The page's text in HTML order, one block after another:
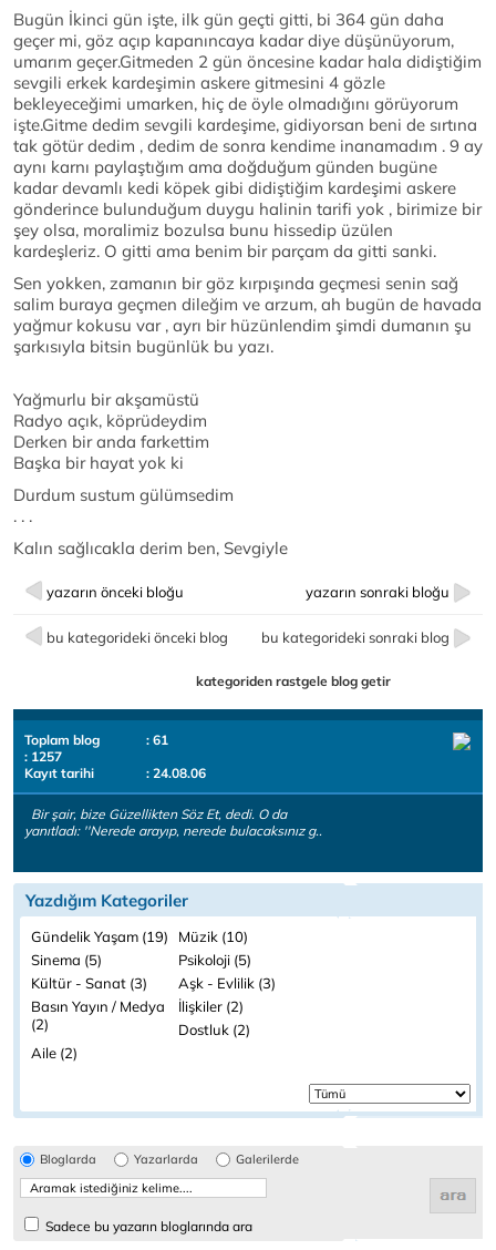
Bugün İkinci gün işte, ilk gün geçti gitti, bi 364 gün daha
geçer mi, göz açıp kapanıncaya kadar diye düşünüyorum,
umarım geçer.Gitmeden 2 gün öncesine kadar hala didiştiğim
sevgili erkek kardeşimin askere gitmesini 4 gözle
bekleyeceğimi umarken, hiç de öyle olmadığını görüyorum
işte.Gitme dedim sevgili kardeşime, gidiyorsan beni de sırtına
tak götür dedim , dedim de sonra kendime inanamadım . 9 ay
aynı karnı paylaştığım ama doğduğum günden bugüne
kadar devamlı kedi köpek gibi didiştiğim kardeşimi askere
gönderince bulunduğum duygu halinin tarifi yok , birimize bir
şey olsa, moralimiz bozulsa bunu hissedip üzülen
kardeşleriz. O gitti ama benim bir parçam da gitti sanki.
Sen yokken, zamanın bir göz kırpışında geçmesi senin sağ
salim buraya geçmen dileğim ve arzum, ah bugün de havada
yağmur kokusu var , ayrı bir hüzünlendim şimdi dumanın şu
şarkısıyla bitsin bugünlük bu yazı.
Yağmurlu bir akşamüstü
Radyo açık, köprüdeydim
Derken bir anda farkettim
Başka bir hayat yok ki
Durdum sustum gülümsedim
. . .
Kalın sağlıcakla derim ben, Sevgiyle
yazarın önceki bloğu yazarın sonraki bloğu
bu kategorideki önceki blog bu kategorideki sonraki blog
kategoriden rastgele blog getir
Toplam blog
: 61
: 1257
Kayıt tarihi
: 24.08.06
Bir şair, bize Güzellikten Söz Et, dedi. O da
yanıtladı: ''Nerede arayıp, nerede bulacaksınız g..
Yazdığım Kategoriler
Gündelik Yaşam (19)
Müzik (10)
Sinema (5)
Psikoloji (5)
Kültür - Sanat (3)
Aşk - Evlilik (3)
Basın Yayın / Medya
(2)
İlişkiler (2)
Dostluk (2)
Aile (2)
Bloglarda Yazarlarda Galerilerde
Sadece bu yazarın bloglarında ara